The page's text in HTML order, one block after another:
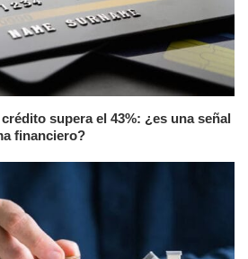
supera el 43%: ¿es una señal
financiero?